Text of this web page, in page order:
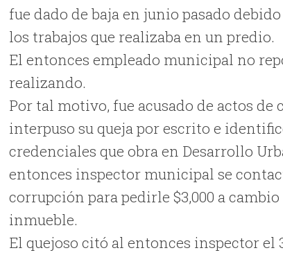
fue dado de baja en junio pasado
los trabajos que realizaba en un predio.
El entonces empleado municipal no
realizando.
Por tal motivo, fue acusado de actos
interpuso su queja por escrito e
credenciales que obra en Desarrollo
entonces inspector municipal se
corrupción para pedirle $3,000 a
inmueble.
El quejoso citó al entonces inspector